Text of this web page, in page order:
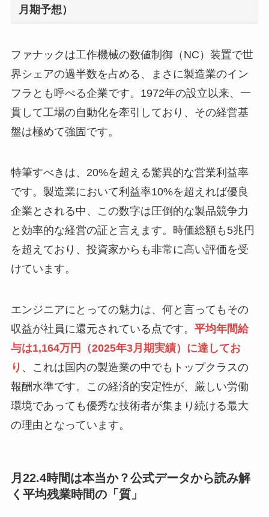
月期予想）
ファナックは工作機械の数値制御（NC）装置で世
界シェアの過半数を占める、まさに製造業のイン
フラとも呼べる企業です。1972年の設立以来、一
貫して工場の自動化を牽引しており、その経営基
盤は極めて強固です。
特筆すべきは、20%を超える驚異的な営業利益率
です。製造業において利益率10%を超えれば優良
企業とされる中、この数字は圧倒的な製品競争力
と効率的な経営の証と言えます。時価総額も5兆円
を超えており、投資家からも非常に高い評価を受
けています。
エンジニアにとっての魅力は、何と言ってもその
収益が社員に還元されている点です。 平均年間給
与は1,164万円（2025年3月期実績）に達してお
り 、これは国内の製造業の中でもトップクラスの
報酬水準です。この経済的安定性が、厳しい労働
環境であっても優秀な技術者が集まり続ける最大
の理由となっています。
月22.4時間は本当か？公式データから読み解
く平均残業時間の「質」